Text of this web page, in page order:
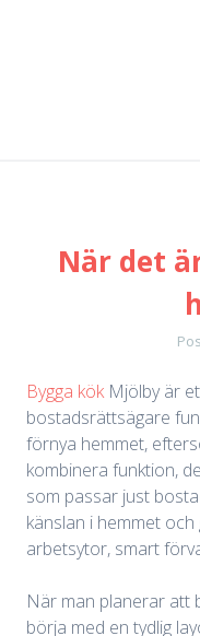
När det
Bygga kökMjölby är
bostadsrättsägare
förnya hemmet,
kombinera funktion,
som passar just
känslan i hemmet
arbetsytor, smart
När man planerar att
börja med en tydlig